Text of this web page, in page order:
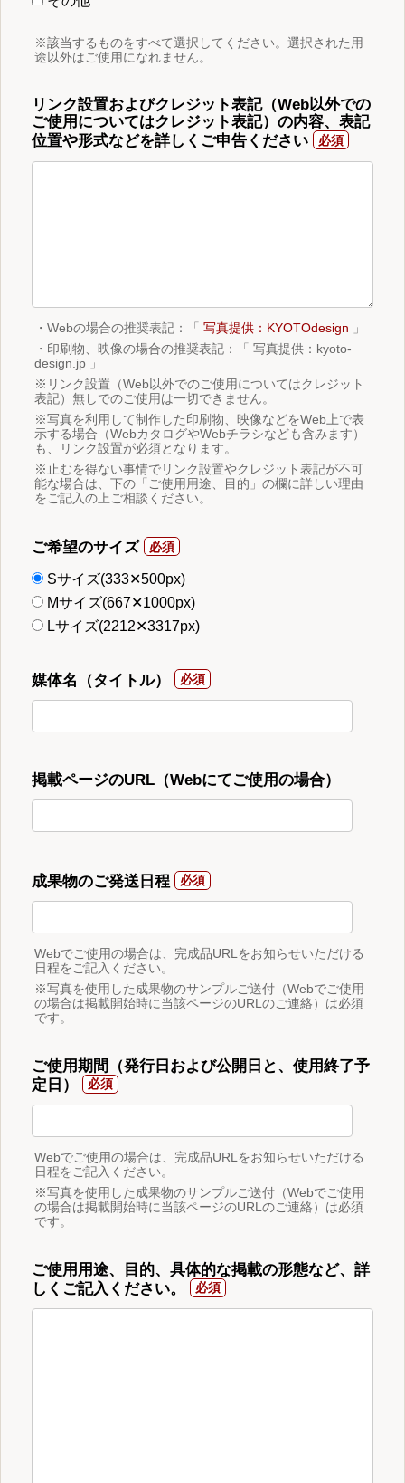
※該当するものをすべて選択してください。選択された用
途以外はご使用になれません。
リンク設置およびクレジット表記（Web以外での
ご使用についてはクレジット表記）の内容、表記
位置や形式などを詳しくご申告ください
・Webの場合の推奨表記：「 写真提供：KYOTOdesign 」
・印刷物、映像の場合の推奨表記：「 写真提供：kyoto-
design.jp 」
※リンク設置（Web以外でのご使用についてはクレジット
表記）無しでのご使用は一切できません。
※写真を利用して制作した印刷物、映像などをWeb上で表
示する場合（WebカタログやWebチラシなども含みます）
も、リンク設置が必須となります。
※止むを得ない事情でリンク設置やクレジット表記が不可
能な場合は、下の「ご使用用途、目的」の欄に詳しい理由
をご記入の上ご相談ください。
ご希望のサイズ
Sサイズ(333✕500px)
Mサイズ(667✕1000px)
Lサイズ(2212✕3317px)
媒体名（タイトル）
掲載ページのURL（Webにてご使用の場合）
成果物のご発送日程
Webでご使用の場合は、完成品URLをお知らせいただける
日程をご記入ください。
※写真を使用した成果物のサンプルご送付（Webでご使用
の場合は掲載開始時に当該ページのURLのご連絡）は必須
です。
ご使用期間（発行日および公開日と、使用終了予
定日）
Webでご使用の場合は、完成品URLをお知らせいただける
日程をご記入ください。
※写真を使用した成果物のサンプルご送付（Webでご使用
の場合は掲載開始時に当該ページのURLのご連絡）は必須
です。
ご使用用途、目的、具体的な掲載の形態など、詳
しくご記入ください。